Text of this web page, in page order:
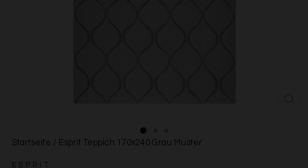
Startseite / Esprit Teppich 170x240 Grau Muster
ESPRIT